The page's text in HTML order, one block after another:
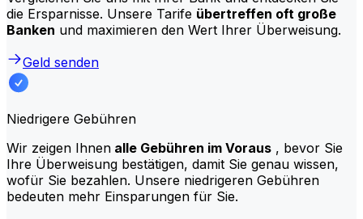
die Ersparnisse. Unsere Tarife übertreffen oft große
Banken und maximieren den Wert Ihrer Überweisung.
Geld senden
Niedrigere Gebühren
Wir zeigen Ihnen alle Gebühren im Voraus , bevor Sie
Ihre Überweisung bestätigen, damit Sie genau wissen,
wofür Sie bezahlen. Unsere niedrigeren Gebühren
bedeuten mehr Einsparungen für Sie.